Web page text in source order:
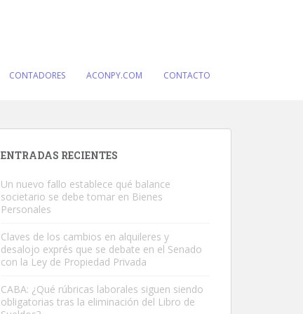
CONTADORES ACONPY.COM CONTACTO
ENTRADAS RECIENTES
Un nuevo fallo establece qué balance
societario se debe tomar en Bienes
Personales
Claves de los cambios en alquileres y
desalojo exprés que se debate en el Senado
con la Ley de Propiedad Privada
CABA: ¿Qué rúbricas laborales siguen siendo
obligatorias tras la eliminación del Libro de